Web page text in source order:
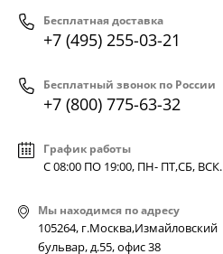
Бесплатная доставка
+7 (495) 255-03-21
Бесплатный звонок по России
+7 (800) 775-63-32
График работы
С 08:00 ПО 19:00, ПН- ПТ,СБ, ВСК.
Мы находимся по адресу
105264, г.Москва,Измайловский
бульвар, д.55, офис 38